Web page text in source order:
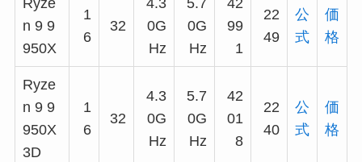
Ryze
n 9 9
950X
1
6
32
4.3
0G
Hz
5.7
0G
Hz
42
99
1
22
49
公
式
価
格
Ryze
n 9 9
950X
3D
1
6
32
4.3
0G
Hz
5.7
0G
Hz
42
01
8
22
40
公
式
価
格